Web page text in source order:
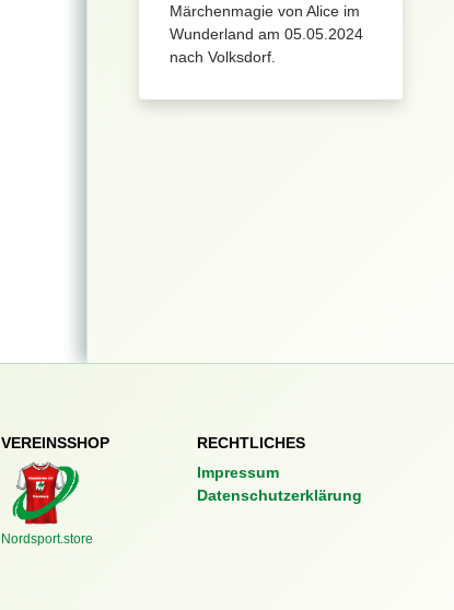
Märchenmagie von Alice im
Wunderland am 05.05.2024
nach Volksdorf.
VEREINSSHOP
Nordsport.store
RECHTLICHES
Impressum
Datenschutzerklärung